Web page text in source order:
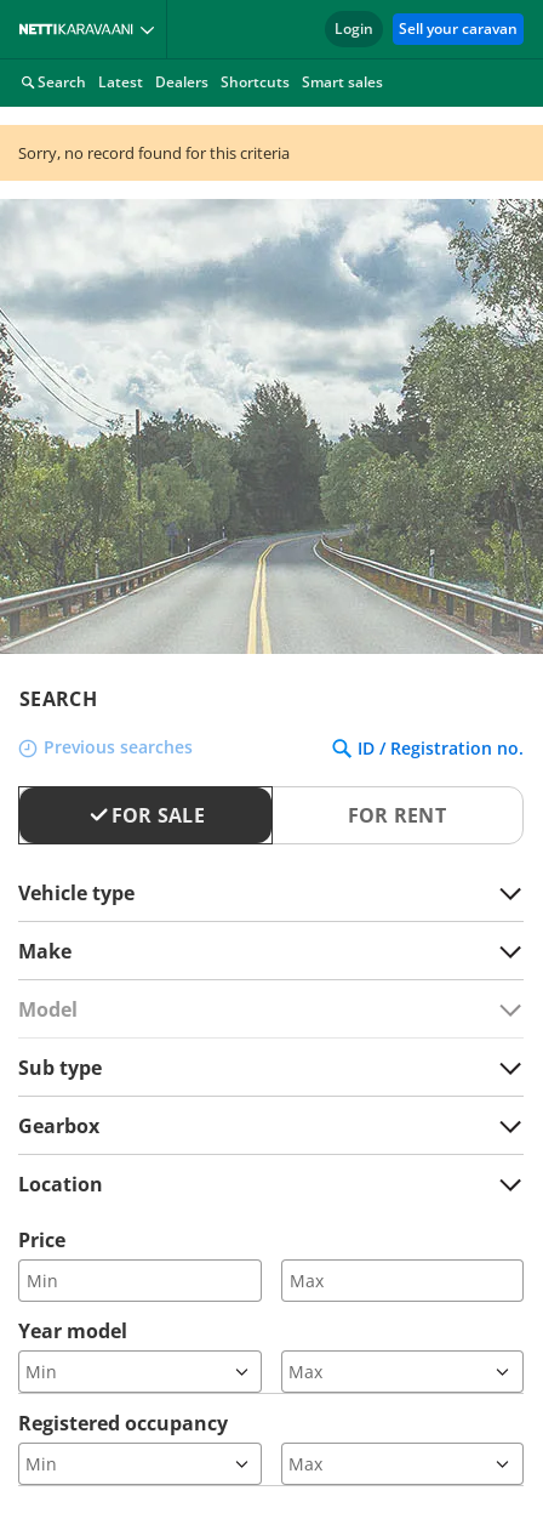
Login Sell your caravan
Search Latest Dealers Shortcuts Smart sales
Sorry, no record found for this criteria
SEARCH
Previous searches ID / Registration no.
FOR SALE FOR RENT
Vehicle type
Make
Model
Sub type
Gearbox
Location
Registered occupancy
Year model
Price